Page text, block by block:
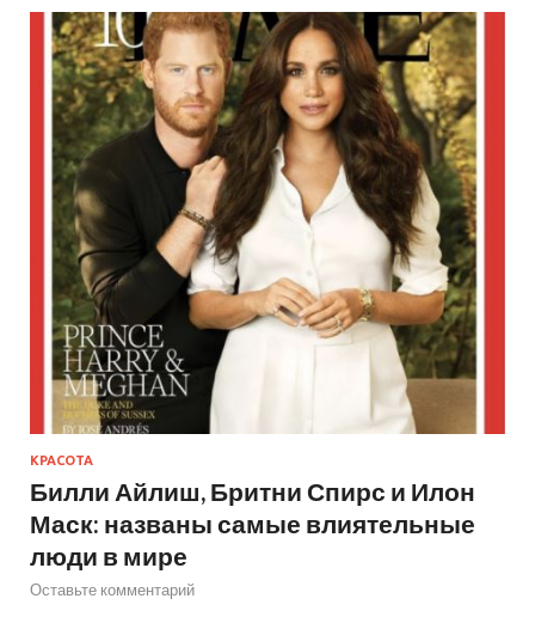
КРАСОТА
Билли Айлиш, Бритни Спирс и Илон
Маск: названы самые влиятельные
люди в мире
Оставьте комментарий